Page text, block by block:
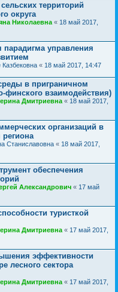
территорий
округа
Николаевна « 18 май 2017,
управления
« 18 май 2017, 14:47
в приграничном
финского взаимодействия)
Дмитриевна « 18 май 2017,
организаций в
Станиславовна « 18 май 2017,
обеспечения
Александрович « 17 май
туристкой
Дмитриевна « 17 май 2017,
эффективности
лесного сектора
Дмитриевна « 17 май 2017,